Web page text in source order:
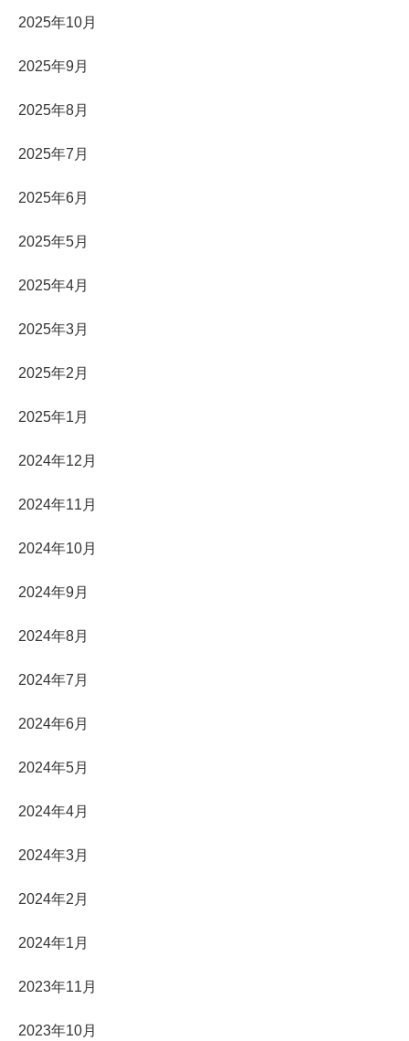
2025年10月
2025年9月
2025年8月
2025年7月
2025年6月
2025年5月
2025年4月
2025年3月
2025年2月
2025年1月
2024年12月
2024年11月
2024年10月
2024年9月
2024年8月
2024年7月
2024年6月
2024年5月
2024年4月
2024年3月
2024年2月
2024年1月
2023年11月
2023年10月